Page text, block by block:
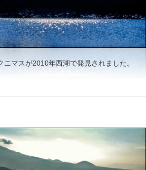
マスが2010年西湖で発見されました。